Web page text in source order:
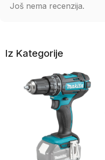
Još nema recenzija.
Iz Kategorije